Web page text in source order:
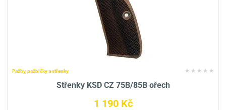
Pažby, pažbičky a střenky
Střenky KSD CZ 75B/85B ořech
1 190 Kč